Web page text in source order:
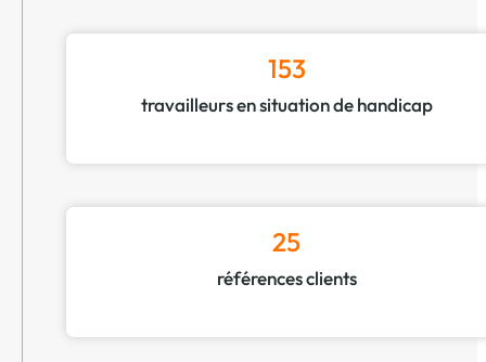
153
travailleurs en situation de handicap
25
références clients